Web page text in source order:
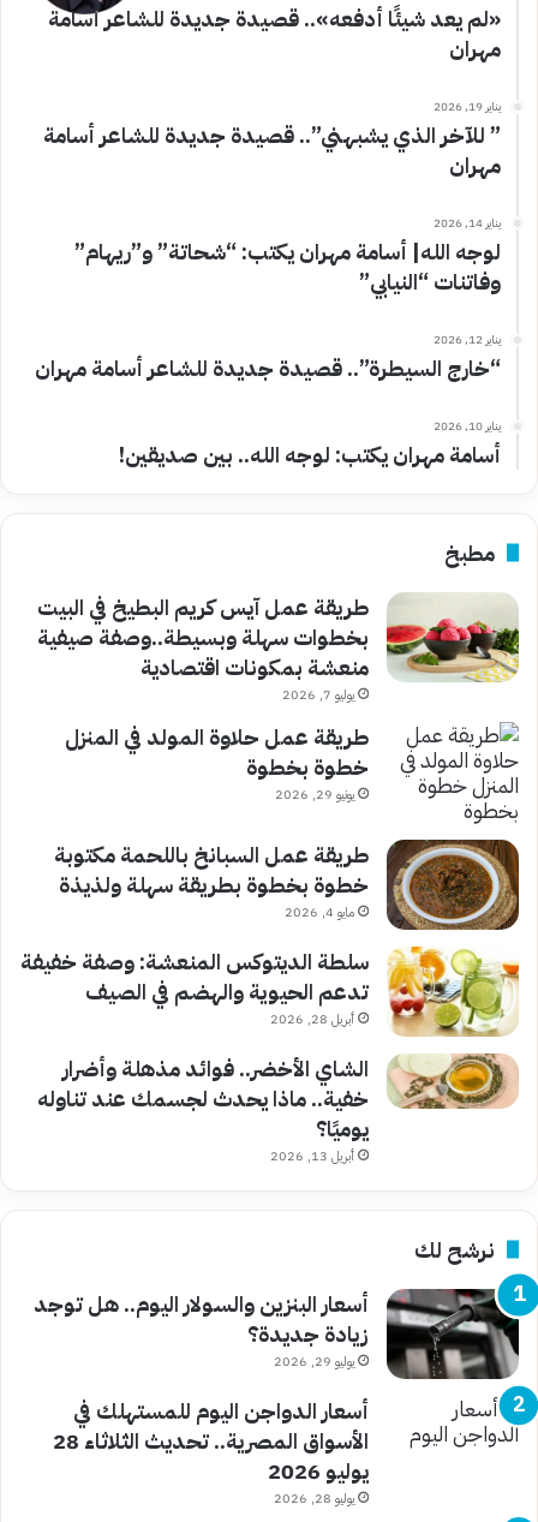
«لم يعد شيئًا أدفعه».. قصيدة جديدة للشاعر أسامة
مهران
يناير 19, 2026
” للآخر الذي يشبهني”.. قصيدة جديدة للشاعر أسامة
مهران
يناير 14, 2026
لوجه الله| أسامة مهران يكتب: “شحاتة” و”ريهام”
وفاتنات “النيابي”
يناير 12, 2026
“خارج السيطرة”.. قصيدة جديدة للشاعر أسامة مهران
يناير 10, 2026
أسامة مهران يكتب: لوجه الله.. بين صديقين!
مطبخ
طريقة عمل آيس كريم البطيخ في البيت
بخطوات سهلة وبسيطة..وصفة صيفية
منعشة بمكونات اقتصادية
يوليو 7, 2026
طريقة عمل حلاوة المولد في المنزل
خطوة بخطوة
يونيو 29, 2026
طريقة عمل السبانخ باللحمة مكتوبة
خطوة بخطوة بطريقة سهلة ولذيذة
مايو 4, 2026
سلطة الديتوكس المنعشة: وصفة خفيفة
تدعم الحيوية والهضم في الصيف
أبريل 28, 2026
الشاي الأخضر.. فوائد مذهلة وأضرار
خفية.. ماذا يحدث لجسمك عند تناوله
يوميًا؟
أبريل 13, 2026
نرشح لك
أسعار البنزين والسولار اليوم.. هل توجد
زيادة جديدة؟
يوليو 29, 2026
أسعار الدواجن اليوم للمستهلك في
الأسواق المصرية.. تحديث الثلاثاء 28
يوليو 2026
يوليو 28, 2026